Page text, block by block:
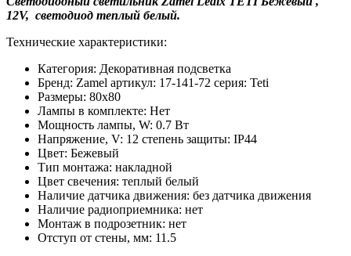
12V, светодиод теплый белый.
Технические характеристики:
Категория: Декоративная подсветка
Бренд: Zamel артикул: 17-141-72 серия: Teti
Размеры: 80x80
Лампы в комплекте: Нет
Мощность лампы, W: 0.7 Вт
Напряжение, V: 12 степень защиты: IP44
Цвет: Бежевый
Тип монтажа: накладной
Цвет свечения: теплый белый
Наличие датчика движения: без датчика движения
Наличие радиоприемника: нет
Монтаж в подрозетник: нет
Отступ от стены, мм: 11.5